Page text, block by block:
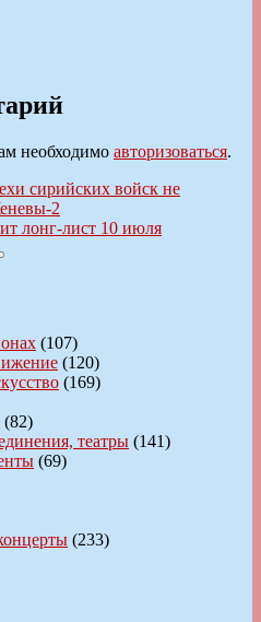
необходимо авторизоваться.
сирийских войск не
2
лонг-лист 10 июля
(107)
(120)
(169)
(82)
театры (141)
(69)
(233)